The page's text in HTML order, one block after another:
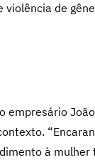
de
empresário
à mulher